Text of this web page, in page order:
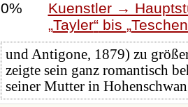
0%
Kuenstler →
Tayler bis
und Antigone, 1879) zu
zeigte sein ganz romantisch
seiner Mutter in